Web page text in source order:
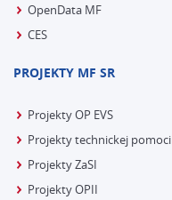
OpenData MF
CES
PROJEKTY MF SR
Projekty OP EVS
Projekty technickej pomoci
Projekty ZaSI
Projekty OPII